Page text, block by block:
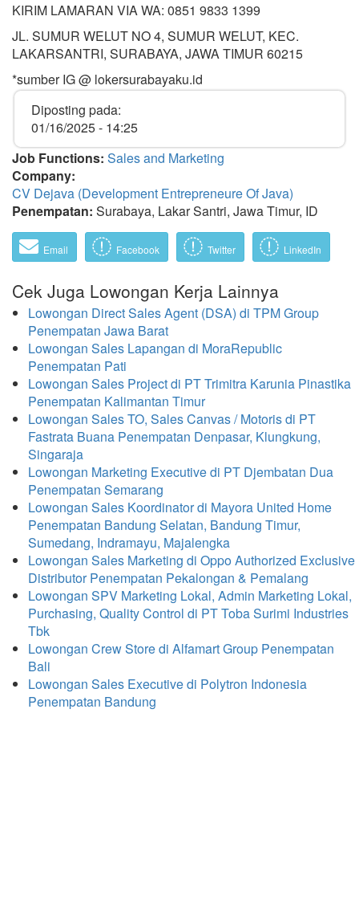
KIRIM LAMARAN VIA WA: 0851 9833 1399
JL. SUMUR WELUT NO 4, SUMUR WELUT, KEC.
LAKARSANTRI, SURABAYA, JAWA TIMUR 60215
*sumber IG @ lokersurabayaku.id
Diposting pada:
01/16/2025 - 14:25
Job Functions: Sales and Marketing
Company:
CV Dejava (Development Entrepreneure Of Java)
Penempatan: Surabaya, Lakar Santri, Jawa Timur, ID
Email Facebook Twitter LinkedIn
Cek Juga Lowongan Kerja Lainnya
Lowongan Direct Sales Agent (DSA) di TPM Group
Penempatan Jawa Barat
Lowongan Sales Lapangan di MoraRepublic
Penempatan Pati
Lowongan Sales Project di PT Trimitra Karunia Pinastika
Penempatan Kalimantan Timur
Lowongan Sales TO, Sales Canvas / Motoris di PT
Fastrata Buana Penempatan Denpasar, Klungkung,
Singaraja
Lowongan Marketing Executive di PT Djembatan Dua
Penempatan Semarang
Lowongan Sales Koordinator di Mayora United Home
Penempatan Bandung Selatan, Bandung Timur,
Sumedang, Indramayu, Majalengka
Lowongan Sales Marketing di Oppo Authorized Exclusive
Distributor Penempatan Pekalongan & Pemalang
Lowongan SPV Marketing Lokal, Admin Marketing Lokal,
Purchasing, Quality Control di PT Toba Surimi Industries
Tbk
Lowongan Crew Store di Alfamart Group Penempatan
Bali
Lowongan Sales Executive di Polytron Indonesia
Penempatan Bandung